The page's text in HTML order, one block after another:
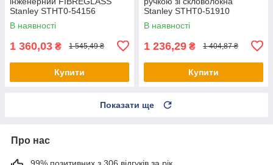
Stanley STHT0-54156
В наявності
1 360,03 ₴ 1 545,49 ₴
Купити
Stanley STHT0-51910
В наявності
1 236,29 ₴ 1 404,87 ₴
Купити
Показати ще
Про нас